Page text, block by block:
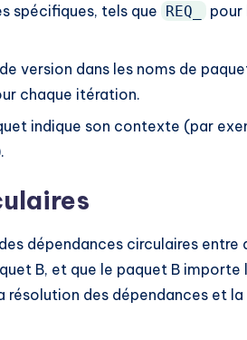
spécifiques, tels que REQ_
pour
version dans les noms de
chaque itération.
indique son contexte (par
dépendances circulaires entre
B, et que le paquet B importe
résolution des dépendances et